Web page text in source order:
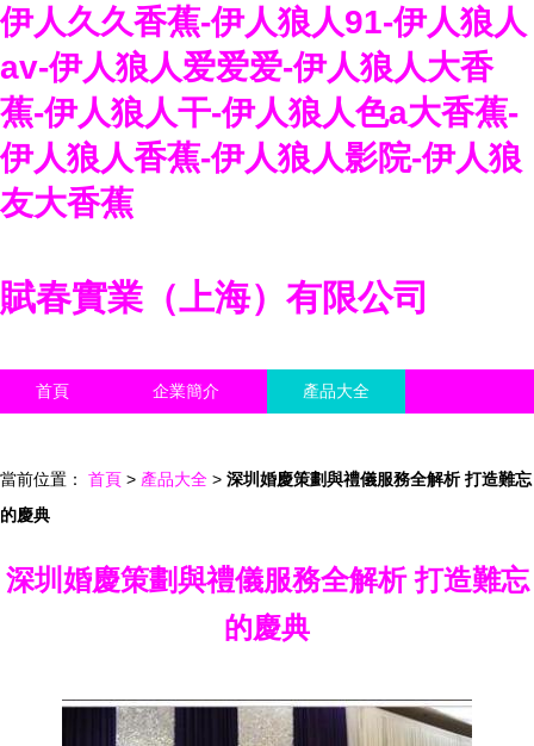
伊人久久香蕉-伊人狼人91-伊人狼人
av-伊人狼人爱爱爱-伊人狼人大香
蕉-伊人狼人干-伊人狼人色a大香蕉-
伊人狼人香蕉-伊人狼人影院-伊人狼
友大香蕉
賦春實業（上海）有限公司
首頁 企業簡介 產品大全
當前位置： 首頁 > 產品大全 > 深圳婚慶策劃與禮儀服務全解析 打造難忘
的慶典
深圳婚慶策劃與禮儀服務全解析 打造難忘
的慶典